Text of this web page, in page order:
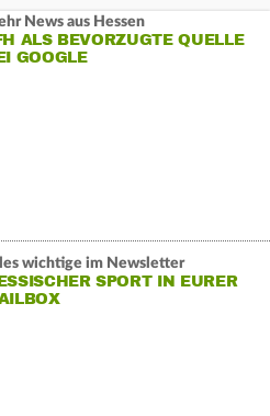
News aus Hessen
ALS BEVORZUGTE QUELLE
GOOGLE
wichtige im Newsletter
SPORT IN EURER